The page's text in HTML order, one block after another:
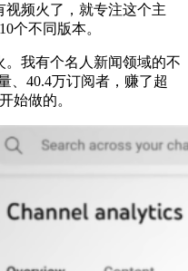
频火了，就专注这个主
个不同版本。
我有个名人新闻领域的不
、40.4万订阅者，赚了超
始做的。